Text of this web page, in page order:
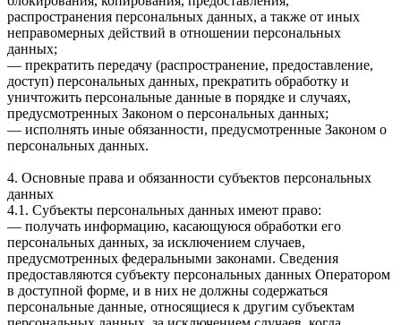
распространения персональных данных, а также от иных
неправомерных действий в отношении персональных
данных;
— прекратить передачу (распространение, предоставление,
доступ) персональных данных, прекратить обработку и
уничтожить персональные данные в порядке и случаях,
предусмотренных Законом о персональных данных;
— исполнять иные обязанности, предусмотренные Законом о
персональных данных.
4. Основные права и обязанности субъектов персональных
данных
4.1. Субъекты персональных данных имеют право:
— получать информацию, касающуюся обработки его
персональных данных, за исключением случаев,
предусмотренных федеральными законами. Сведения
предоставляются субъекту персональных данных Оператором
в доступной форме, и в них не должны содержаться
персональные данные, относящиеся к другим субъектам